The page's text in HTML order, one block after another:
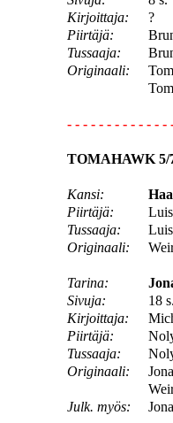
Kirjoittaja:
?
Piirtäjä:
Tussaaja:
Originaali:
- - - - - - - - - - - - -
TOMAHAWK 5/
Kansi:
Piirtäjä:
Tussaaja:
Originaali:
Tarina:
Sivuja:
18 s.
Kirjoittaja:
Piirtäjä:
Tussaaja:
Originaali:
Julk. myös: